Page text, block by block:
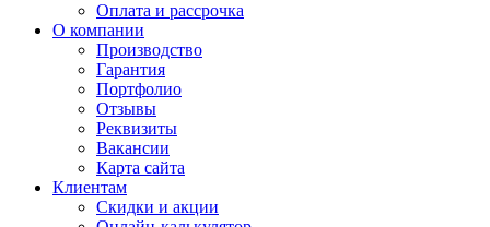
Оплата и рассрочка
О компании
Производство
Гарантия
Портфолио
Отзывы
Реквизиты
Вакансии
Карта сайта
Клиентам
Скидки и акции